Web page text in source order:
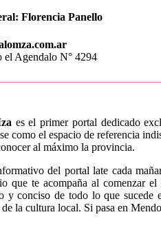
Florencia Panello
el Agendalo N° 4294
es el primer portal dedicado
como el espacio de referencia
al máximo la provincia.
del portal late cada
que te acompaña al comenzar
y conciso de todo lo que
la cultura local. Si pasa en